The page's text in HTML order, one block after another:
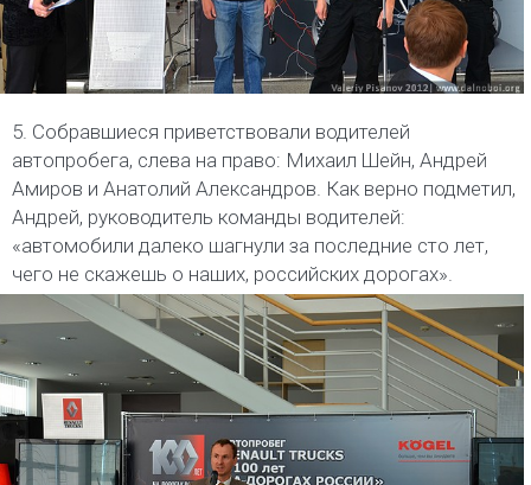
5. Собравшиеся приветствовали водителей
автопробега, слева на право: Михаил Шейн, Андрей
Амиров и Анатолий Александров. Как верно подметил,
Андрей, руководитель команды водителей:
«автомобили далеко шагнули за последние сто лет,
чего не скажешь о наших, российских дорогах».